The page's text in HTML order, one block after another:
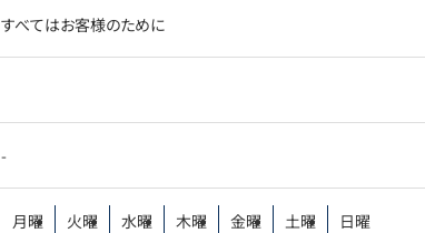
すべてはお客様のために
-
月曜
火曜
水曜
木曜
金曜
土曜
日曜